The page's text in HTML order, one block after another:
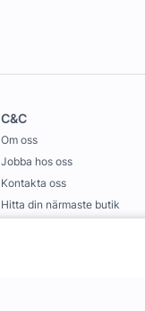
C&C
Om oss
Jobba hos oss
Kontakta oss
Hitta din närmaste butik